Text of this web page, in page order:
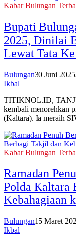
Kabar Bulungan
‎Bupati
2025, Dinilai
Lewat Tata
Bulungan30 Juni 2025
Ikbal
TITIKNOL.ID,
kembali menorehkan
(Kaltara). Ia meraih
Kabar Bulungan
Ramadan
Polda Kaltara
Kebahagiaan
Bulungan15 Maret
Ikbal